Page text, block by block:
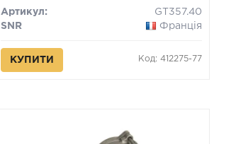
Артикул:
GT357.40
SNR
Франція
КУПИТИ Код: 412275-77